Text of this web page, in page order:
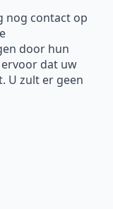
nog contact op
door hun
dat uw
U zult er geen